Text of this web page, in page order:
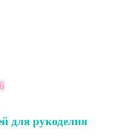
для рукоделия